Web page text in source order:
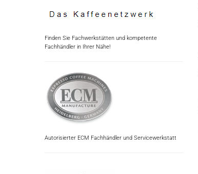
Finden Sie Fachwerkstätten und kompetente
Fachhändler in Ihrer Nähe!
Autorisierter ECM Fachhändler und Servicewerkstatt